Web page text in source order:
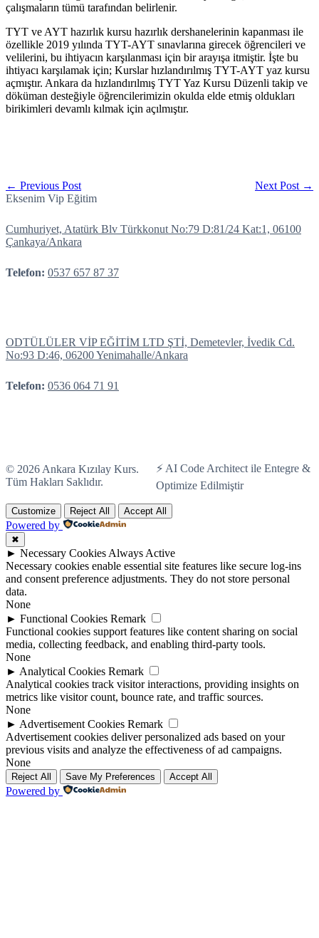
çalışmaların tümü tarafından belirlenir.
TYT ve AYT hazırlık kursu hazırlık dershanelerinin kapanması ile
özellikle 2019 yılında TYT-AYT sınavlarına girecek öğrencileri ve
velilerini, bu ihtiyacın karşılanması için bir arayışa itmiştir. İşte bu
ihtiyacı karşılamak için; Kurslar hızlandırılmış TYT-AYT yaz kursu
açmıştır. Ankara da hızlandırılmış TYT Yaz Kursu Düzenli takip ve
döküman desteğiyle öğrencilerimizin okulda elde etmiş oldukları
birikimleri devamlı kılmak için açılmıştır.
← Previous Post
Next Post →
Eksenim Vip Eğitim
Cumhuriyet, Atatürk Blv Türkkonut No:79 D:81/24 Kat:1, 06100
Çankaya/Ankara
Telefon: 0537 657 87 37
ODTÜLÜLER VİP EĞİTİM LTD ŞTİ, Demetevler, İvedik Cd.
No:93 D:46, 06200 Yenimahalle/Ankara
Telefon: 0536 064 71 91
© 2026 Ankara Kızılay Kurs.
Tüm Hakları Saklıdır.
⚡ AI Code Architect ile Entegre &
Optimize Edilmiştir
Customize Reject All Accept All
Powered by
✖
► Necessary Cookies Always Active
Necessary cookies enable essential site features like secure log-ins
and consent preference adjustments. They do not store personal
data.
None
► Functional Cookies Remark
Functional cookies support features like content sharing on social
media, collecting feedback, and enabling third-party tools.
None
► Analytical Cookies Remark
Analytical cookies track visitor interactions, providing insights on
metrics like visitor count, bounce rate, and traffic sources.
None
► Advertisement Cookies Remark
Advertisement cookies deliver personalized ads based on your
previous visits and analyze the effectiveness of ad campaigns.
None
Reject All Save My Preferences Accept All
Powered by